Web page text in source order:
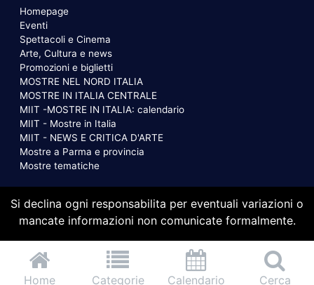
Home Categorie Calendario Cerca
Homepage
Eventi
Spettacoli e Cinema
Arte, Cultura e news
Promozioni e biglietti
MOSTRE NEL NORD ITALIA
MOSTRE IN ITALIA CENTRALE
MIIT -MOSTRE IN ITALIA: calendario
MIIT - Mostre in Italia
MIIT - NEWS E CRITICA D'ARTE
Mostre a Parma e provincia
Mostre tematiche
Si declina ogni responsabilita per eventuali variazioni o
mancate informazioni non comunicate formalmente.